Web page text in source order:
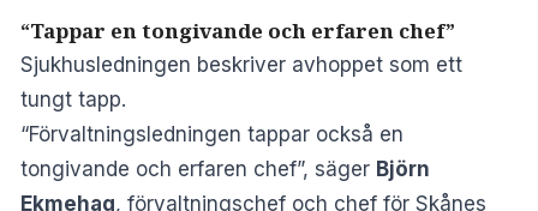
“Tappar en tongivande och erfaren chef”
Sjukhusledningen beskriver avhoppet som ett
tungt tapp.
“Förvaltningsledningen tappar också en
tongivande och erfaren chef”, säger Björn
Ekmehag, förvaltningschef och chef för Skånes